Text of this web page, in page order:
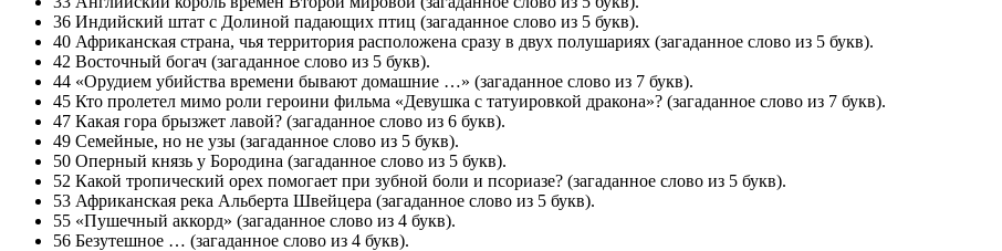
36 Индийский штат с Долиной падающих птиц (загаданное слово из 5 букв).
40 Африканская страна, чья территория расположена сразу в двух полушариях (загаданное слово из 5 букв).
42 Восточный богач (загаданное слово из 5 букв).
44 «Орудием убийства времени бывают домашние …» (загаданное слово из 7 букв).
45 Кто пролетел мимо роли героини фильма «Девушка с татуировкой дракона»? (загаданное слово из 7 букв).
47 Какая гора брызжет лавой? (загаданное слово из 6 букв).
49 Семейные, но не узы (загаданное слово из 5 букв).
50 Оперный князь у Бородина (загаданное слово из 5 букв).
52 Какой тропический орех помогает при зубной боли и псориазе? (загаданное слово из 5 букв).
53 Африканская река Альберта Швейцера (загаданное слово из 5 букв).
55 «Пушечный аккорд» (загаданное слово из 4 букв).
56 Безутешное … (загаданное слово из 4 букв).